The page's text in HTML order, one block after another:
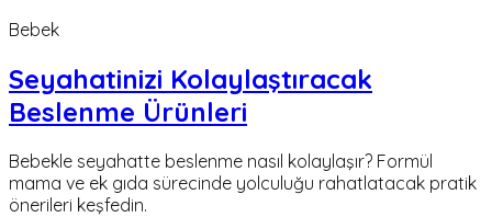
Bebek
Seyahatinizi Kolaylaştıracak
Beslenme Ürünleri
Bebekle seyahatte beslenme nasıl kolaylaşır? Formül
mama ve ek gıda sürecinde yolculuğu rahatlatacak pratik
önerileri keşfedin.